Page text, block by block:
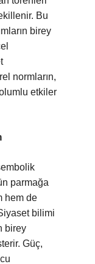
Bu
birey
normların,
etkiler
parmağa
hem de
bilimi
birey
Güç,